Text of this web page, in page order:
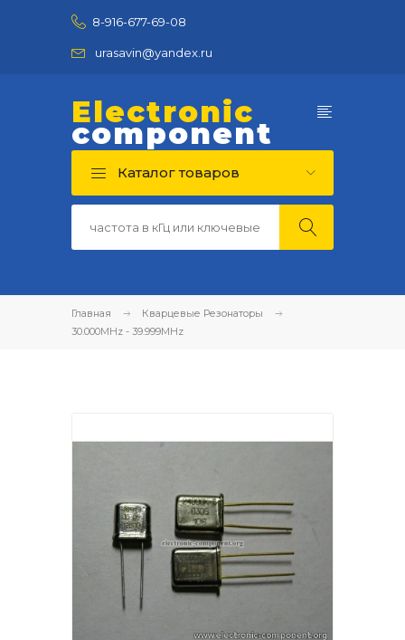
8-916-677-69-08
urasavin@yandex.ru
Electronic
component
Каталог товаров
Главная
Кварцевые Резонаторы
30.000MHz - 39.999MHz